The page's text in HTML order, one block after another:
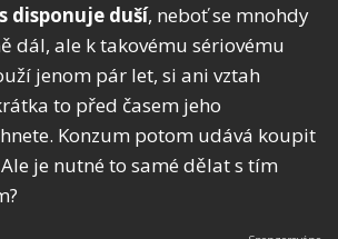
disponuje duší, neboť se mnohdy
dál, ale k takovému sériovému
jenom pár let, si ani vztah
to před časem jeho
Konzum potom udává koupit
je nutné to samé dělat s tím